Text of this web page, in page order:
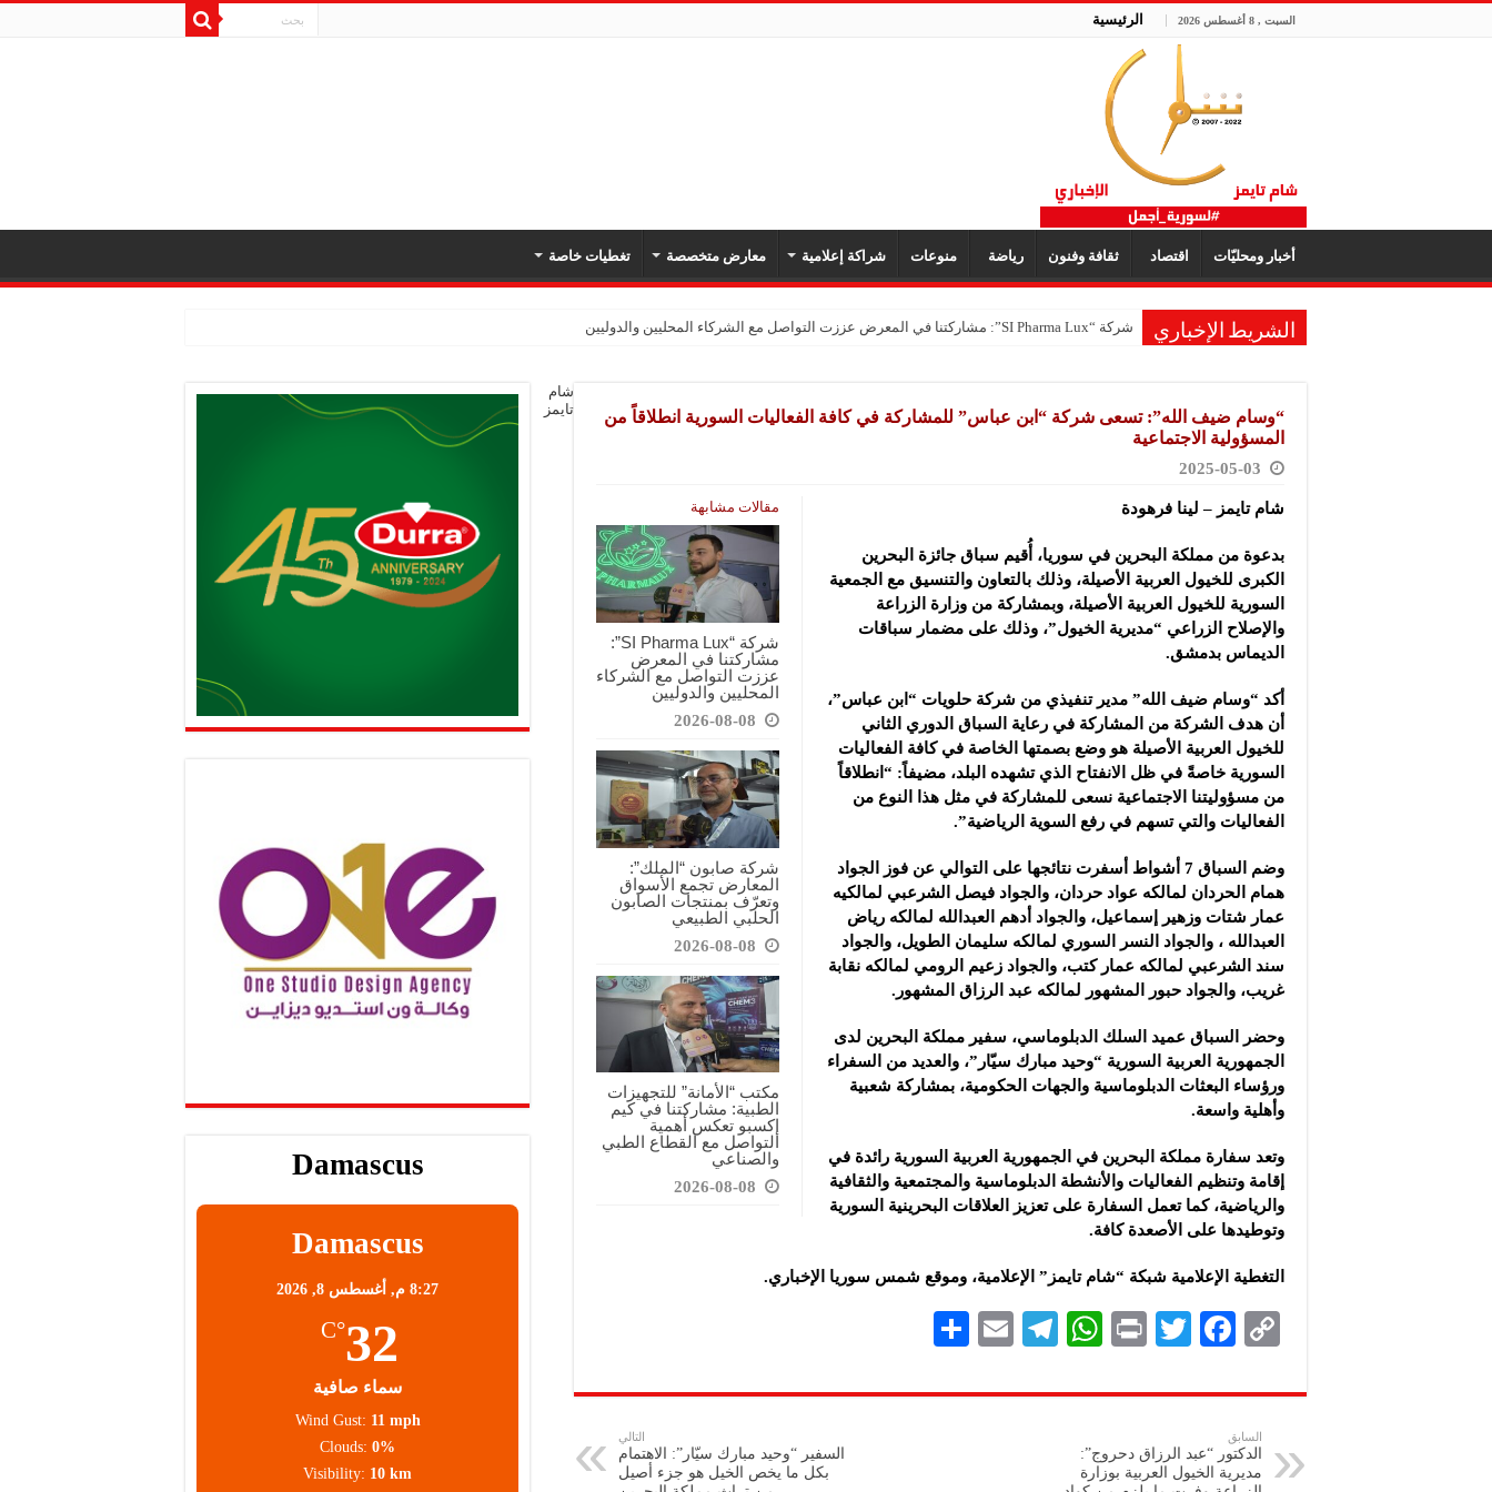
السبت , 8 أغسطس 2026 الرئيسية
أخبار ومحليّات اقتصاد ثقافة وفنون رياضة منوعات شراكة إعلامية معارض متخصصة تغطيات خاصة
الشريط الإخباري شركة “SI Pharma Lux”: مشاركتنا في المعرض عززت التواصل مع الشركاء المحليين والدوليين
“وسام ضيف الله”: تسعى شركة “ابن عباس” للمشاركة في كافة الفعاليات السورية انطلاقاً من
المسؤولية الاجتماعية
2025-05-03
مقالات مشابهة
شركة “SI Pharma Lux”:
مشاركتنا في المعرض
عززت التواصل مع الشركاء
المحليين والدوليين
2026-08-08
شركة صابون “الملك”:
المعارض تجمع الأسواق
وتعرّف بمنتجات الصابون
الحلبي الطبيعي
2026-08-08
مكتب “الأمانة” للتجهيزات
الطبية: مشاركتنا في كيم
إكسبو تعكس أهمية
التواصل مع القطاع الطبي
والصناعي
2026-08-08
شام تايمز – لينا فرهودة
بدعوة من مملكة البحرين في سوريا، أُقيم سباق جائزة البحرين
الكبرى للخيول العربية الأصيلة، وذلك بالتعاون والتنسيق مع الجمعية
السورية للخيول العربية الأصيلة، وبمشاركة من وزارة الزراعة
والإصلاح الزراعي “مديرية الخيول”، وذلك على مضمار سباقات
الديماس بدمشق.
أكد “وسام ضيف الله” مدير تنفيذي من شركة حلويات “ابن عباس”،
أن هدف الشركة من المشاركة في رعاية السباق الدوري الثاني
للخيول العربية الأصيلة هو وضع بصمتها الخاصة في كافة الفعاليات
السورية خاصةً في ظل الانفتاح الذي تشهده البلد، مضيفاً: “انطلاقاً
من مسؤوليتنا الاجتماعية نسعى للمشاركة في مثل هذا النوع من
الفعاليات والتي تسهم في رفع السوية الرياضية”.
وضم السباق 7 أشواط أسفرت نتائجها على التوالي عن فوز الجواد
همام الحردان لمالكه عواد حردان، والجواد فيصل الشرعبي لمالكيه
عمار شتات وزهير إسماعيل، والجواد أدهم العبدالله لمالكه رياض
العبدالله ، والجواد النسر السوري لمالكه سليمان الطويل، والجواد
سند الشرعبي لمالكه عمار كتب، والجواد زعيم الرومي لمالكه نقابة
غريب، والجواد حبور المشهور لمالكه عبد الرزاق المشهور.
وحضر السباق عميد السلك الدبلوماسي، سفير مملكة البحرين لدى
الجمهورية العربية السورية “وحيد مبارك سيّار”، والعديد من السفراء
ورؤساء البعثات الدبلوماسية والجهات الحكومية، بمشاركة شعبية
وأهلية واسعة.
وتعد سفارة مملكة البحرين في الجمهورية العربية السورية رائدة في
إقامة وتنظيم الفعاليات والأنشطة الدبلوماسية والمجتمعية والثقافية
والرياضية، كما تعمل السفارة على تعزيز العلاقات البحرينية السورية
وتوطيدها على الأصعدة كافة.
التغطية الإعلامية شبكة “شام تايمز” الإعلامية، وموقع شمس سوريا الإخباري.
C
p
y
Li
F
eb
k
T
tt
P
nt
W
at
Te
gr
E
ai
ar
السابق
الدكتور “عبد الرزاق دحروج”:
مديرية الخيول العربية بوزارة
التالي
السفير “وحيد مبارك سيّار”: الاهتمام
بكل ما يخص الخيل هو جزء أصيل
Damascus
Damascus
8:27 م, أغسطس 8, 2026
32
°C
سماء صافية
Wind Gust: 11 mph
Clouds: 0%
Visibility: 10 km
شام
تايمز